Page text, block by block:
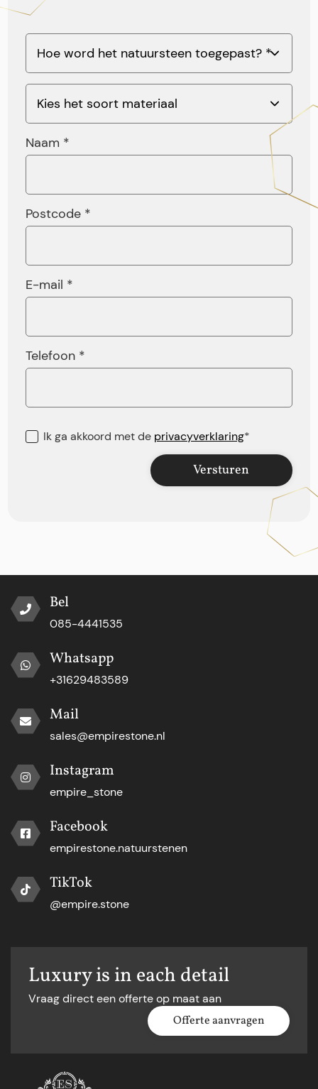
Naam *
Postcode *
E-mail *
Telefoon *
Ik ga akkoord met de privacyverklaring*
Versturen
Bel
085-4441535
Whatsapp
+31629483589
Mail
sales@empirestone.nl
Instagram
empire_stone
Facebook
empirestone.natuurstenen
TikTok
@empire.stone
Luxury is in each detail
Vraag direct een offerte op maat aan
Offerte aanvragen